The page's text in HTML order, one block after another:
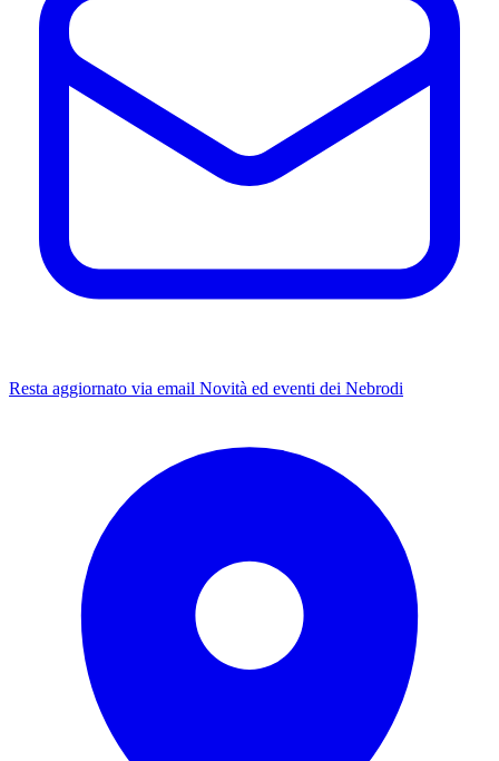
Resta aggiornato via email Novità ed eventi dei Nebrodi